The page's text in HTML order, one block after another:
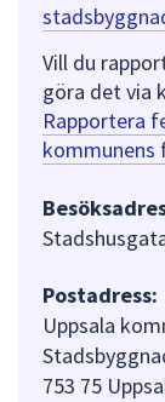
Vill du
göra det via
Rapportera
kommunens
Postadress:
Uppsala
753 75